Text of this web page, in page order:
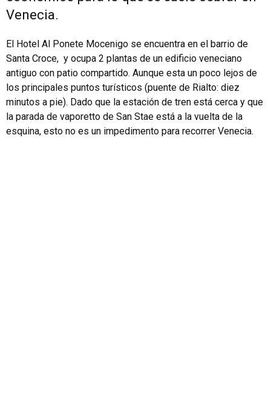
Venecia.
El Hotel Al Ponete Mocenigo se encuentra en el barrio de
Santa Croce, y ocupa 2 plantas de un edificio veneciano
antiguo con patio compartido. Aunque esta un poco lejos de
los principales puntos turísticos (puente de Rialto: diez
minutos a pie). Dado que la estación de tren está cerca y que
la parada de vaporetto de San Stae está a la vuelta de la
esquina, esto no es un impedimento para recorrer Venecia.